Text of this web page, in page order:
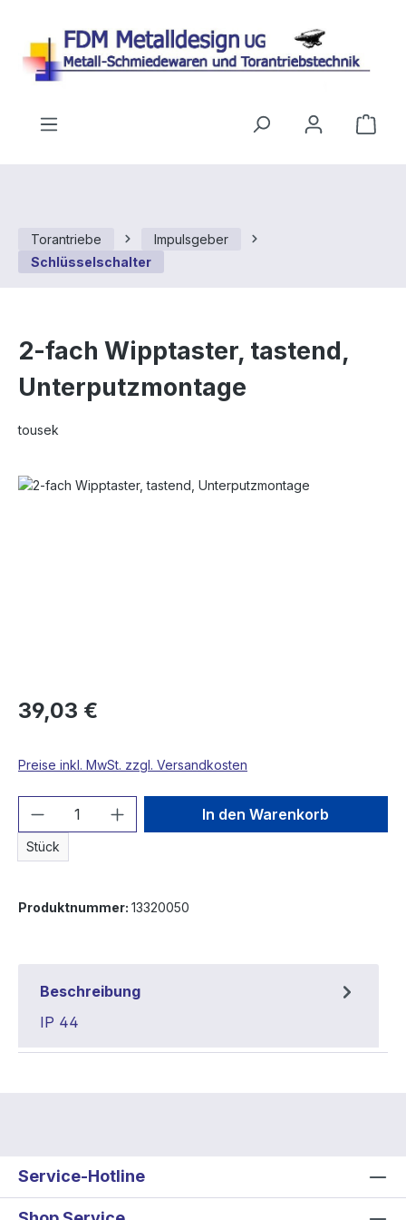
Torantriebe
Impulsgeber
Schlüsselschalter
2-fach Wipptaster, tastend,
Unterputzmontage
tousek
Bildergalerie überspringen
39,03 €
Preise inkl. MwSt. zzgl. Versandkosten
Produkt Anzahl: Gib den
Stück
In den Warenkorb
Produktnummer: 13320050
Beschreibung
IP 44
Service-Hotline